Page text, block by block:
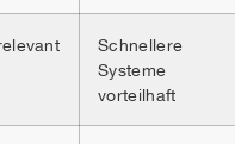
Schnellere
Systeme
vorteilhaft